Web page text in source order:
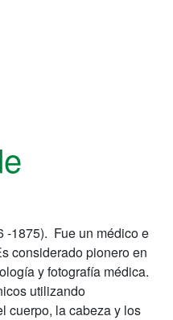
-1875). Fue un médico e
considerado pionero en
y fotografía médica.
utilizando
cuerpo, la cabeza y los